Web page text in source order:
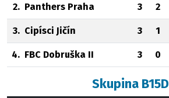
2. Panthers Praha 3 2
3. Cipísci Jičín 3 1
4. FBC Dobruška II 3 0
Skupina B15D